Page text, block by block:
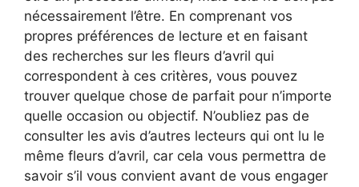
nécessairement l’être. En comprenant vos
propres préférences de lecture et en faisant
des recherches sur les fleurs d’avril qui
correspondent à ces critères, vous pouvez
trouver quelque chose de parfait pour n’importe
quelle occasion ou objectif. N’oubliez pas de
consulter les avis d’autres lecteurs qui ont lu le
même fleurs d’avril, car cela vous permettra de
savoir s’il vous convient avant de vous engager